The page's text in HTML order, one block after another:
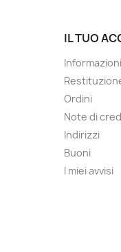
IL TUO
Ordini
Note di
Indirizzi
Buoni
I miei avvisi